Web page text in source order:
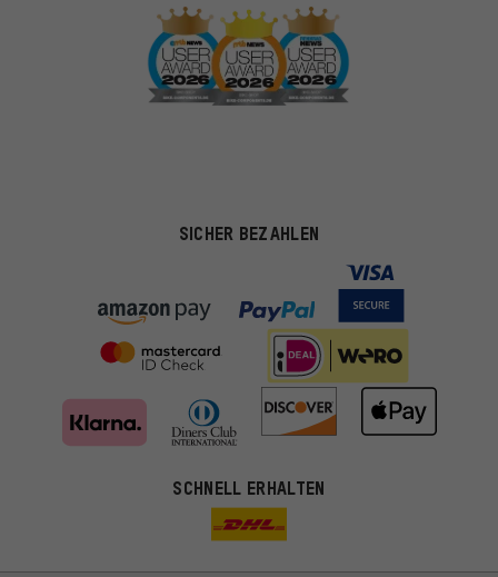
SICHER BEZAHLEN
SCHNELL ERHALTEN